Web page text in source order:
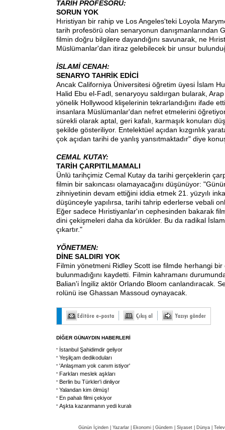
TARİH PROFESÖRÜ:
SORUN YOK
Hıristiyan bir rahip ve Los Angeles'teki Loyola
tarih profesörü olan senaryonun danışmanlarından
filmin doğru bilgilere dayandığını savunarak, ne
Müslümanlar'dan itiraz gelebilecek bir unsur
İSLAMİ CENAH:
SENARYO TAHRİK EDİCİ
Ancak Californiya Üniversitesi öğretim üyesi İslam
Halid Ebu el-Fadl, senaryoyu saldırgan bularak,
yönelik Hollywood klişelerinin tekrarlandığını ifade
insanlara Müslümanlar'dan nefret etmelerini
sürekli olarak aptal, geri kafalı, karmaşık konuları
şekilde gösteriliyor. Entelektüel açıdan kızgınlık
çok açıdan tarihi de yanlış yansıtmaktadır" diye
CEMAL KUTAY:
TARİH ÇARPITILMAMALI
Ünlü tarihçimiz Cemal Kutay da tarihi gerçeklerin
filmin bir sakıncası olamayacağını düşünüyor:
zihniyetinin devam ettiğini iddia etmek 21. yüzyılı
düşünceyle yapılırsa, tarihi tahrip ederlerse vebali
Eğer sadece Hıristiyanlar'ın cephesinden bakarak
dini çekişmeleri daha da körükler. Bu da radikal
çıkartır."
YÖNETMEN:
DİNE SALDIRI YOK
Filmin yönetmeni Ridley Scott ise filmde herhangi bir
bulunmadığını kaydetti. Filmin kahramanı
Balian'i İngiliz aktör Orlando Bloom canlandıracak.
rolünü ise Ghassan Massoud oynayacak.
DİĞER GÜNAYDIN HABERLERİ
İstanbul Şahidimdir geliyor
Yeşilçam dedikoduları
'Anlaşmam yok canım istiyor'
Farkları meslek aşkları
Berlin bu Türkler'i dinliyor
Yalandan kim ölmüş!
En pahalı filmi çekiyor
Aşkta kazanmanın yedi kuralı
Günün İçinden Yazarlar Ekonomi Gündem Siyaset Dünya |